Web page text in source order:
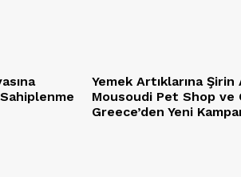
Yemek Artıklarına
Mousoudi Pet Shop ve
Greece’den Yeni